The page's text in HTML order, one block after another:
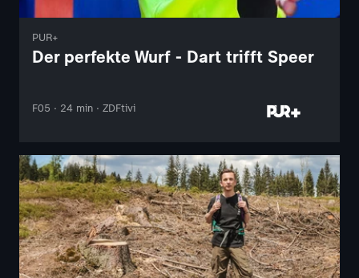
PUR+
Der perfekte Wurf - Dart trifft Speer
F05 · 24 min · ZDFtivi